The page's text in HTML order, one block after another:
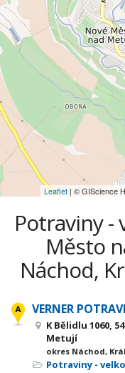
Leaflet | © GIScience
Potraviny -
Město
Náchod,
VERNER
K Bělidlu 1060,
Metují
okres Náchod,
Potraviny -